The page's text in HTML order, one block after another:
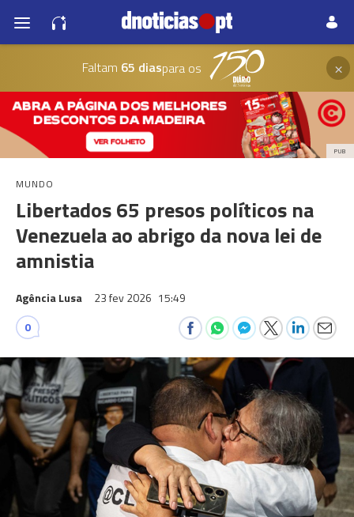
Faltam 65 diaspara os ×
PUB
MUNDO
Libertados 65 presos políticos na
Venezuela ao abrigo da nova lei de
amnistia
Agência Lusa 23 fev 2026 15:49
0